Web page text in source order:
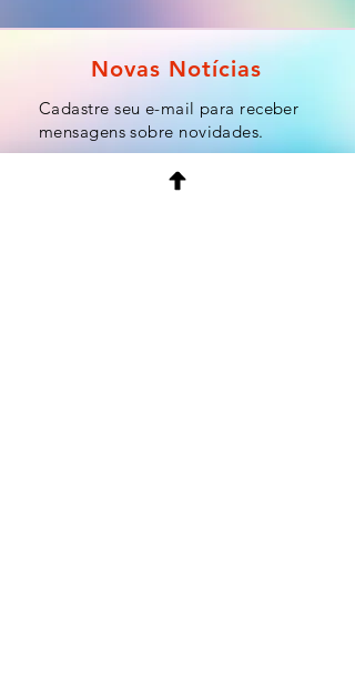
Novas Notícias
Cadastre seu e-mail para receber
mensagens sobre novidades.